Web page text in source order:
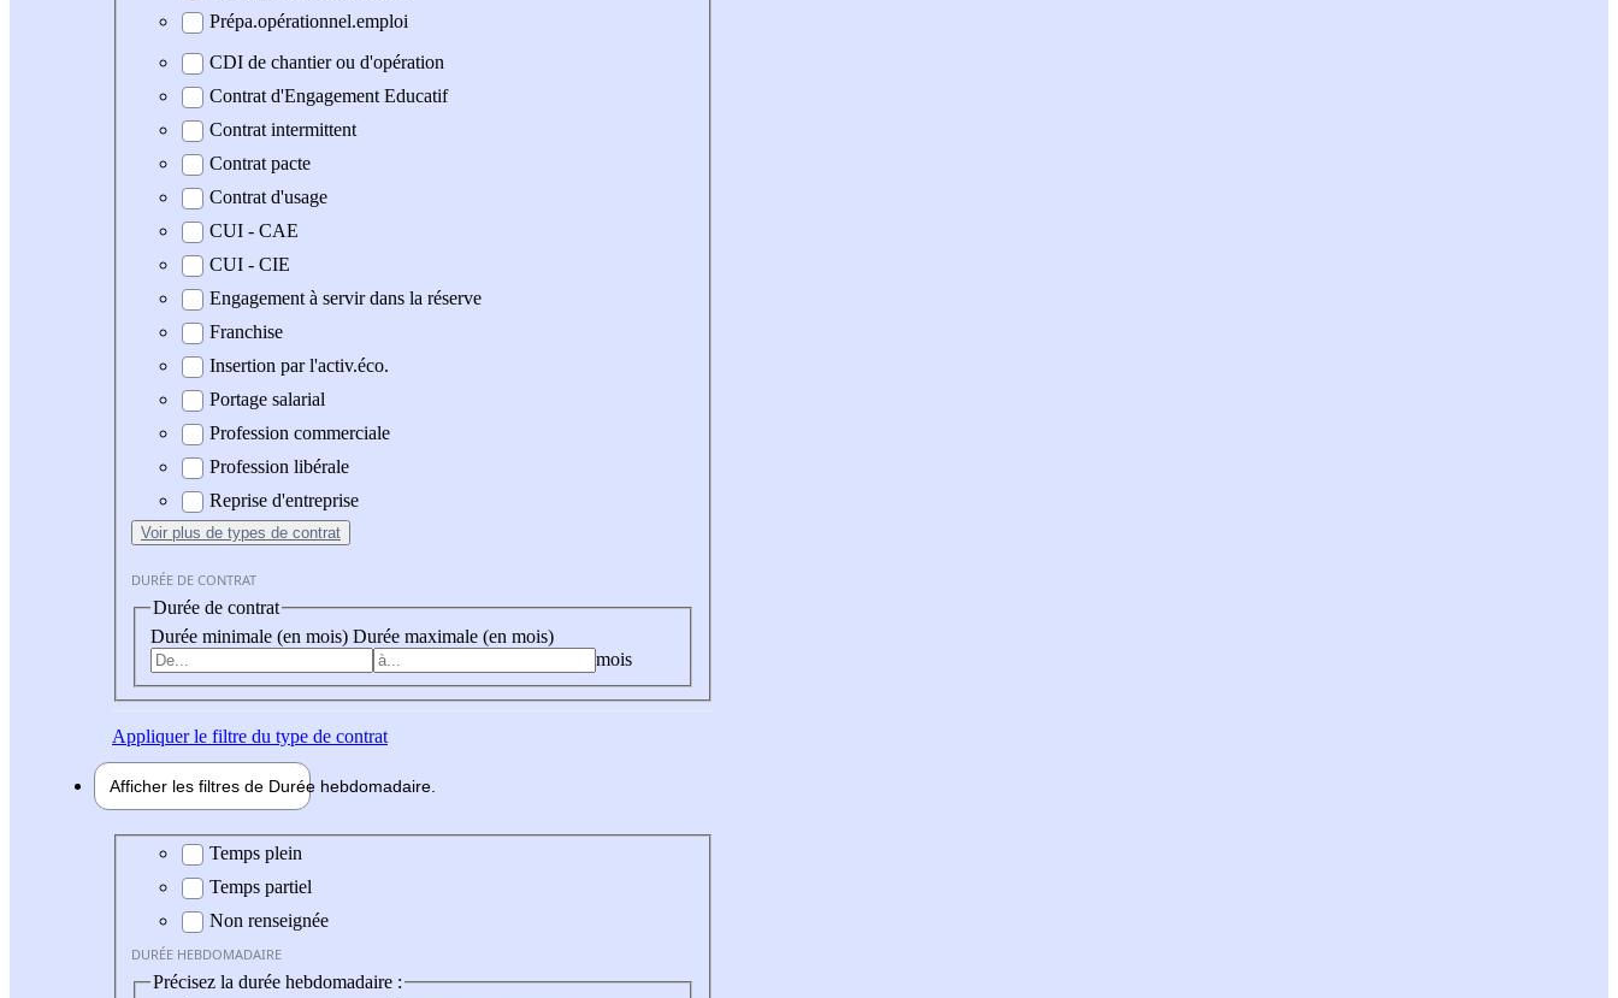
Prépa.opérationnel.emploi
CDI de chantier ou d'opération
Contrat d'Engagement Educatif
Contrat intermittent
Contrat pacte
Contrat d'usage
CUI - CAE
CUI - CIE
Engagement à servir dans la réserve
Franchise
Insertion par l'activ.éco.
Portage salarial
Profession commerciale
Profession libérale
Reprise d'entreprise
Voir plus de types de contrat
DURÉE DE CONTRAT
Durée de contrat
Durée minimale (en mois) Durée maximale (en mois)
mois
Appliquerle filtre du type de contrat
Afficher les filtres de Durée hebdomadaire
Durée hebdomadaire
Temps plein
Temps partiel
Non renseignée
DURÉE HEBDOMADAIRE
Précisez la durée hebdomadaire :